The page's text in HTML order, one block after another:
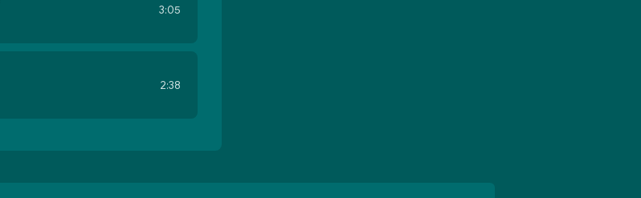
3:05
2:38